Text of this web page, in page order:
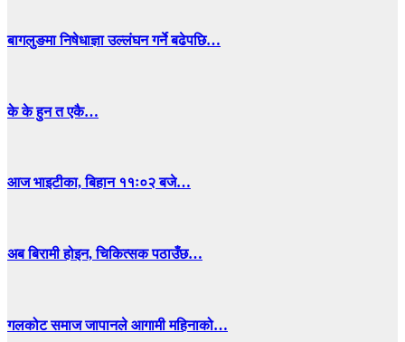
बागलुङमा निषेधाज्ञा उल्लंघन गर्ने बढेपछि…
के के हुन त एकै…
आज भाइटीका, बिहान ११ः०२ बजे…
अब बिरामी होइन, चिकित्सक पठाउँछ…
गलकोट समाज जापानले आगामी महिनाको…